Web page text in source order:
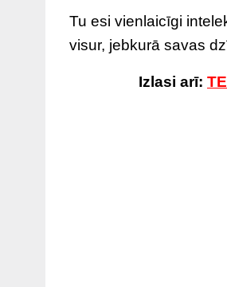
Tu esi vienlaicīgi
visur, jebkurā savas
Izlasi arī: